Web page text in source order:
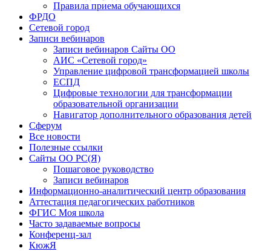
Правила приема обучающихся
ФРДО
Сетевой город
Записи вебинаров
Записи вебинаров Сайты ОО
АИС «Сетевой город»
Управление цифровой трансформацией школы
ЕСПД
Цифровые технологии для трансформации
образовательной организации
Навигатор дополнительного образования детей
Сферум
Все новости
Полезные ссылки
Сайты ОО РС(Я)
Пошаговое руководство
Записи вебинаров
Информационно-аналитический центр образования
Аттестация педагогических работников
ФГИС Моя школа
Часто задаваемые вопросы
Конференц-зал
КюжЯ